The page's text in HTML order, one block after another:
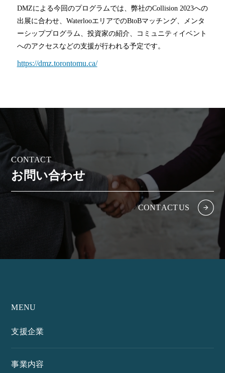
DMZによる今回のプログラムでは、弊社のCollision 2023への
出展に合わせ、WaterlooエリアでのBtoBマッチング、メンタ
ーシッププログラム、投資家の紹介、コミュニティイベント
へのアクセスなどの支援が行われる予定です。
https://dmz.torontomu.ca/
CONTACT
お問い合わせ
CONTACTUS
MENU
支援企業
事業内容